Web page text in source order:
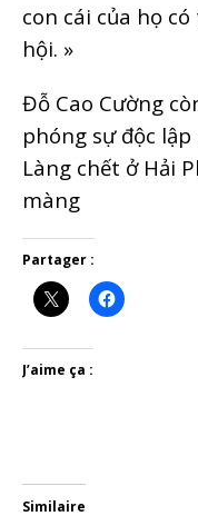
con cái của họ
hội. »
Đỗ Cao Cường
phóng sự độc
Làng chết ở Hải
màng
Partager :
J’aime ça :
Similaire